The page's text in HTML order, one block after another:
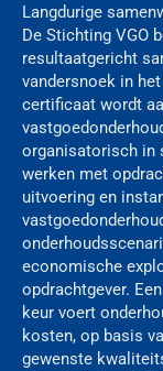
Langdurige
De Stichting VGO
resultaatgericht
vandersnoek in
certificaat wordt
organisatorisch in
werken met
uitvoering en
economische
opdrachtgever.
keur voert
kosten, op basis
gewenste